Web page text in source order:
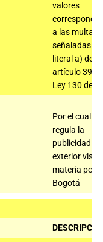
valores
a las multas
señaladas en
literal a) del
artículo 39
Ley 130 de
Por el cual se
regula la
publicidad
exterior
materia
Bogotá